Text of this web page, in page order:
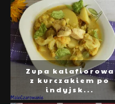
Zupa kalafiorowa
z kurczakiem po
indyjsk...